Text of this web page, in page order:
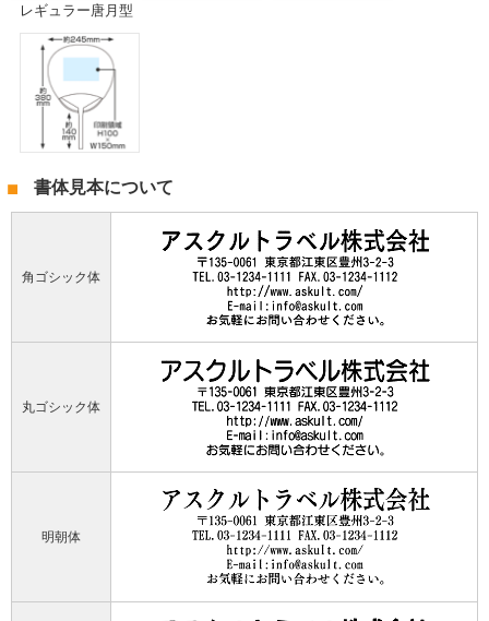
レギュラー唐月型
書体見本について
角ゴシック体
丸ゴシック体
明朝体